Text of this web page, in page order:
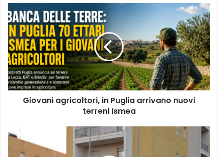
agricoltori,
in
Puglia
arrivano
nuovi
terreni
Ismea
Giovani agricoltori, in Puglia arrivano nuovi
terreni Ismea
Gallipoli,
furti
sulla